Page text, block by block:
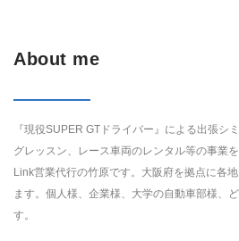
About me
『現役SUPER GTドライバー』による出張シ
グレッスン、レース車両のレンタル等の事業
Link営業代行の竹原です。大阪府を拠点に各
ます。個人様、企業様、大学の自動車部様、
す。